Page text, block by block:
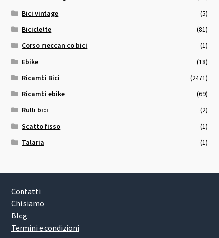
Bici vintage
(5)
Biciclette
(81)
Corso meccanico bici
(1)
Ebike
(18)
Ricambi Bici
(2471)
Ricambi ebike
(69)
Rulli bici
(2)
Scatto fisso
(1)
Talaria
(1)
Contatti
Chi siamo
Blog
Termini e condizioni